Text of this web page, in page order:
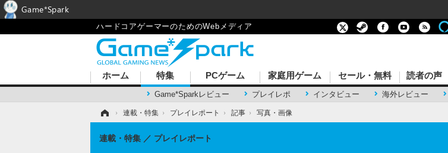
ハードコアゲーマーのためのWebメディア
ホーム 特集
Game*Sparkレビュー プレイレポ インタビュー 海外レビュー
PCゲーム 家庭用ゲーム セール・無料 読者の声
› 連載・特集 › プレイレポート › 記事 › 写真・画像
連載・特集 プレイレポート
Game*Spark